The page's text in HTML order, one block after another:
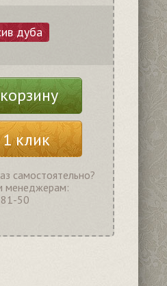
дуба
клик
самостоятельно?
менеджерам:
50